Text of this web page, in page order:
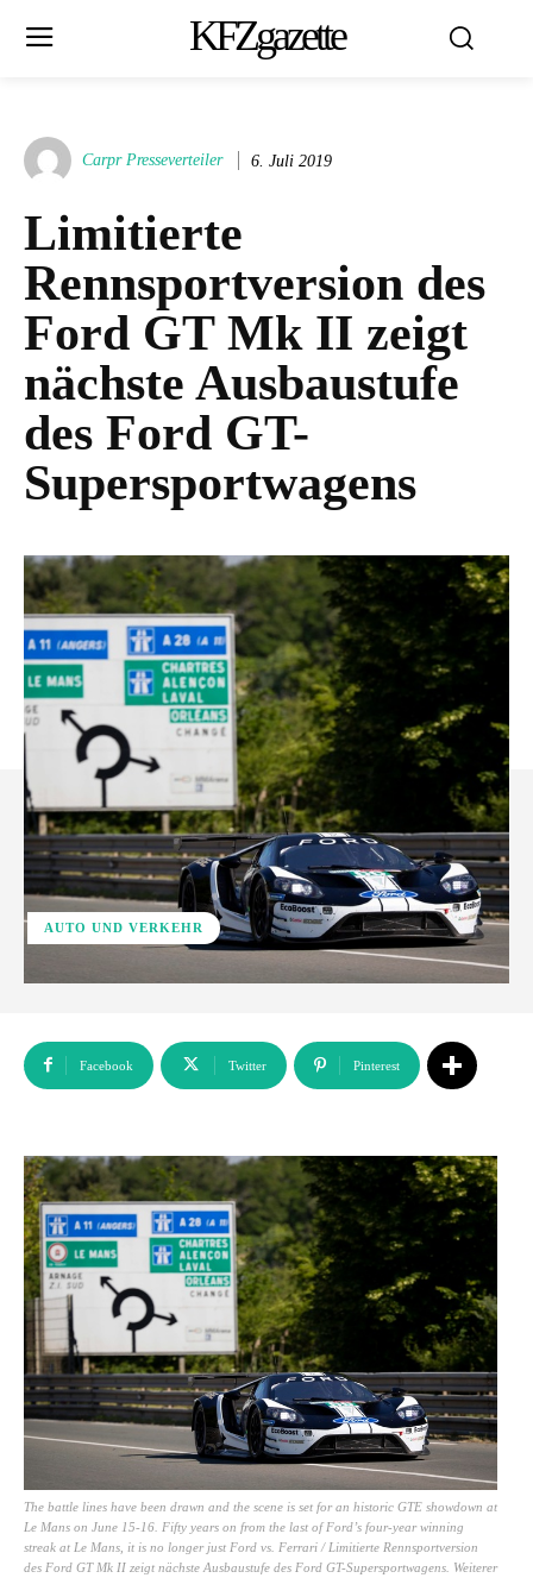
KFZgazette
Carpr Presseverteiler 6. Juli 2019
Limitierte
Rennsportversion des
Ford GT Mk II zeigt
nächste Ausbaustufe
des Ford GT-
Supersportwagens
AUTO UND VERKEHR
Facebook Twitter Pinterest
The battle lines have been drawn and the scene is set for an historic GTE showdown at
Le Mans on June 15-16. Fifty years on from the last of Ford’s four-year winning
streak at Le Mans, it is no longer just Ford vs. Ferrari / Limitierte Rennsportversion
des Ford GT Mk II zeigt nächste Ausbaustufe des Ford GT-Supersportwagens. Weiterer